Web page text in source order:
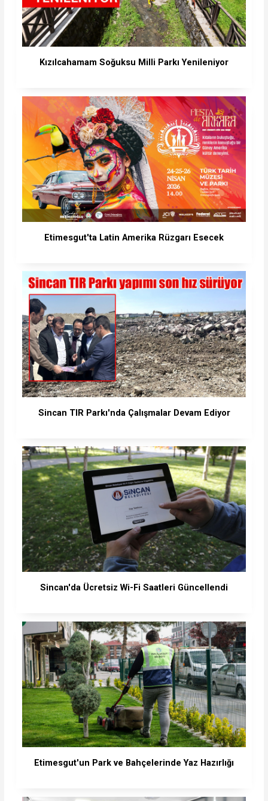
Kızılcahamam Soğuksu Milli Parkı Yenileniyor
Etimesgut'ta Latin Amerika Rüzgarı Esecek
Sincan TIR Parkı'nda Çalışmalar Devam Ediyor
Sincan'da Ücretsiz Wi-Fi Saatleri Güncellendi
Etimesgut'un Park ve Bahçelerinde Yaz Hazırlığı